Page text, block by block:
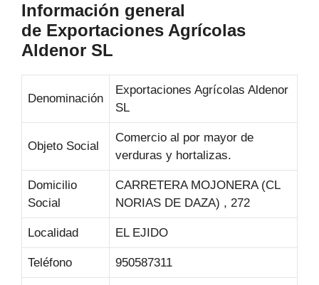
Información general
de Exportaciones Agrícolas
Aldenor SL
Denominación
Exportaciones Agrícolas Aldenor
SL
Objeto Social
Comercio al por mayor de
verduras y hortalizas.
Domicilio
Social
CARRETERA MOJONERA (CL
NORIAS DE DAZA) , 272
Localidad EL EJIDO
Teléfono 950587311